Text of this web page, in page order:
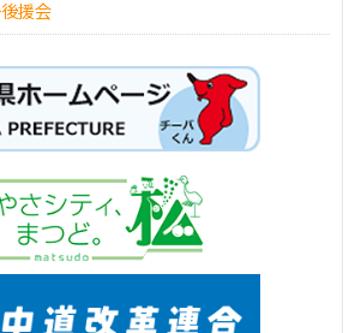
援会